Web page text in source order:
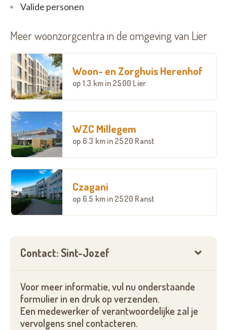
Valide personen
Meer woonzorgcentra in de omgeving van Lier
Woon- en Zorghuis Herenhof
op 1.3 km in 2500 Lier
WZC Millegem
op 6.3 km in 2520 Ranst
Czagani
op 6.5 km in 2520 Ranst
Contact: Sint-Jozef
Voor meer informatie, vul nu onderstaande
formulier in en druk op verzenden.
Een medewerker of verantwoordelijke zal je
vervolgens snel contacteren.